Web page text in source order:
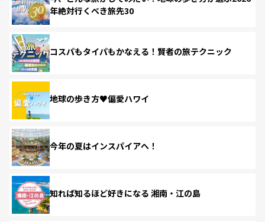
年絶対行くべき旅先30
コスパもタイパもかなえる！賢者の旅テクニック
地球の歩き方♥偏愛ハワイ
今年の夏はインスパイアへ！
知れば知るほど好きになる 湘南・江の島